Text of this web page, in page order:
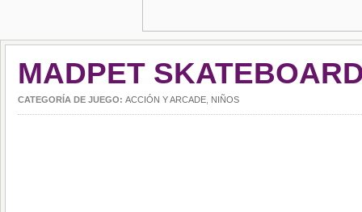
MADPET
CATEGORÍA DE JUEGO: ACCIÓN Y ARCADE NIÑOS